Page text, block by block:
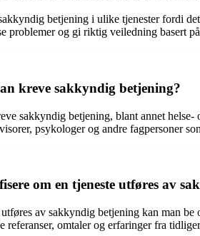
betjening i ulike tjenester fordi
problemer og gi riktig veiledning basert
kreve sakkyndig betjening?
sakkyndig betjening, blant annet
psykologer og andre fagpersoner
om en tjeneste utføres av
av sakkyndig betjening kan man
referanser, omtaler og erfaringer fra